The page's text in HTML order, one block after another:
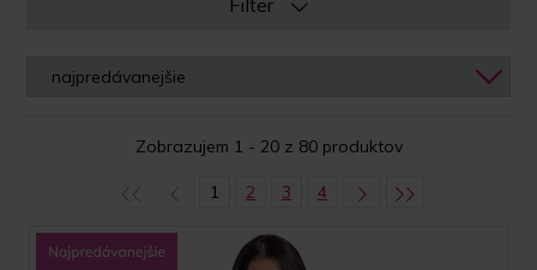
Filter
Zobrazujem 1 - 20 z 80 produktov
1 2 3 4